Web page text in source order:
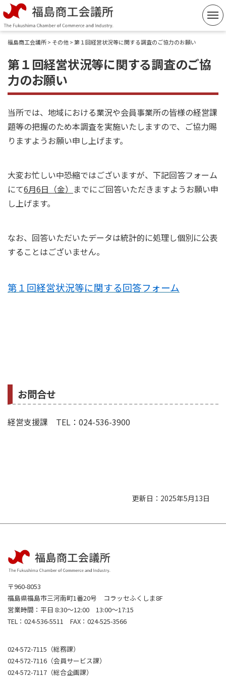
ン
テ
ツ
ス
プ
福島商工会議所> その他> 第１回経営状況等に関する調査のご協力のお願い
第１回経営状況等に関する調査のご協
力のお願い
当所では、地域における業況や会員事業所の皆様の経営課
題等の把握のため本調査を実施いたしますので、ご協力賜
りますようお願い申し上げます。
大変お忙しい中恐縮ではございますが、下記回答フォーム
にて6月6日（金） までにご回答いただきますようお願い申
し上げます。
なお、回答いただいたデータは統計的に処理し個別に公表
することはございません。
第１回経営状況等に関する回答フォーム
お問合せ
経営支援課 TEL：024-536-3900
更新日：2025年5月13日
〒960-8053
福島県福島市三河南町1番20号 コラッセふくしま8F
営業時間：平日 8:30～12:00 13:00～17:15
TEL：024-536-5511 FAX：024-525-3566
024-572-7115（総務課）
024-572-7116（会員サービス課）
024-572-7117（総合企画課）